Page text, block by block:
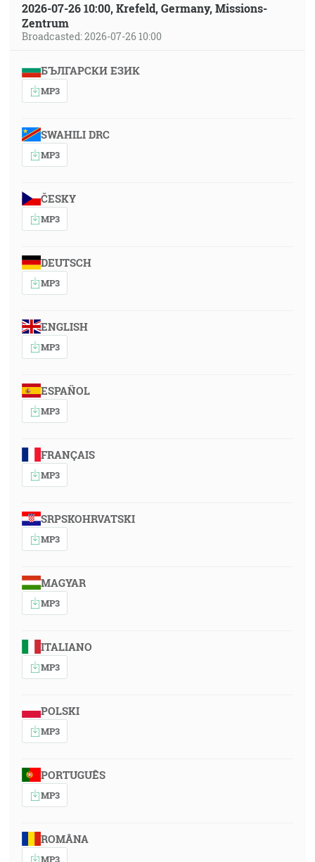
2026-07-26 10:00, Krefeld, Germany, Missions-
Zentrum
Broadcasted: 2026-07-26 10:00
БЪЛГАРСКИ ЕЗИК
MP3
SWAHILI DRC
MP3
ČESKY
MP3
DEUTSCH
MP3
ENGLISH
MP3
ESPAÑOL
MP3
FRANÇAIS
MP3
SRPSKOHRVATSKI
MP3
MAGYAR
MP3
ITALIANO
MP3
POLSKI
MP3
PORTUGUÊS
MP3
ROMÂNA
MP3